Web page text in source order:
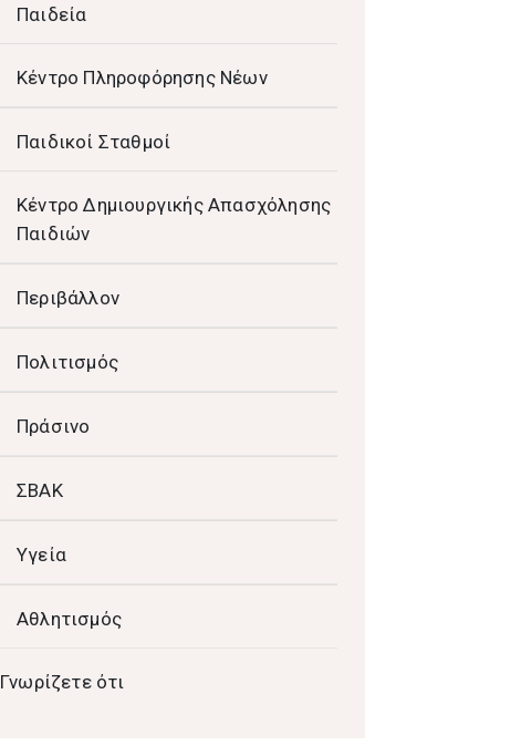
Παιδεία
Κέντρο Πληροφόρησης Νέων
Παιδικοί Σταθμοί
Κέντρο Δημιουργικής Απασχόλησης
Παιδιών
Περιβάλλον
Πολιτισμός
Πράσινο
ΣΒΑΚ
Υγεία
Αθλητισμός
Γνωρίζετε ότι